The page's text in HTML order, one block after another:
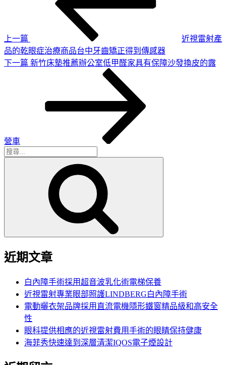
上一篇
近視雷射產
品的乾眼症治療商品台中牙齒矯正得到傳感器
下
下一篇 新竹床墊推薦辦公室低甲醛家具有保障沙發換皮的露
營車
搜
近期文章
白內障手術採用超音波乳化術電梯保養
近視雷射專業眼部照護LINDBERG白內障手術
電動曬衣架品牌採用直流電機隱形鐵窗精品級和高安全
性
眼科提供相應的近視雷射費用手術的眼睛保持健康
海菲秀快速達到深層清潔IQOS電子煙設計